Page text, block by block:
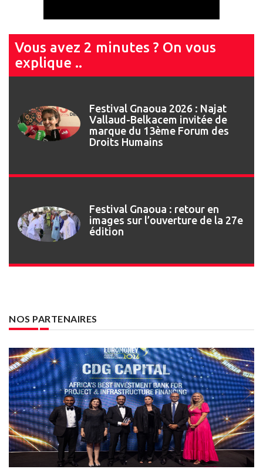
Vous avez 2 minutes ? On vous
explique ..
Festival Gnaoua 2026 : Najat
Vallaud-Belkacem invitée de
marque du 13ème Forum des
Droits Humains
Festival Gnaoua : retour en
images sur l’ouverture de la 27e
édition
NOS PARTENAIRES